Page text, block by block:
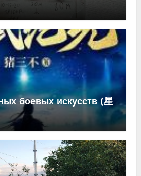
боевых искусств (星